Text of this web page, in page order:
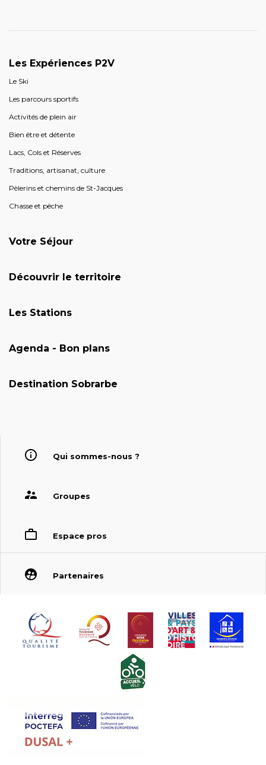
Les Expériences P2V
Le Ski
Les parcours sportifs
Activités de plein air
Bien être et détente
Lacs, Cols et Réserves
Traditions, artisanat, culture
Pèlerins et chemins de St-Jacques
Chasse et pêche
Votre Séjour
Découvrir le territoire
Les Stations
Agenda - Bon plans
Destination Sobrarbe
Qui sommes-nous ?
Groupes
Espace pros
Partenaires